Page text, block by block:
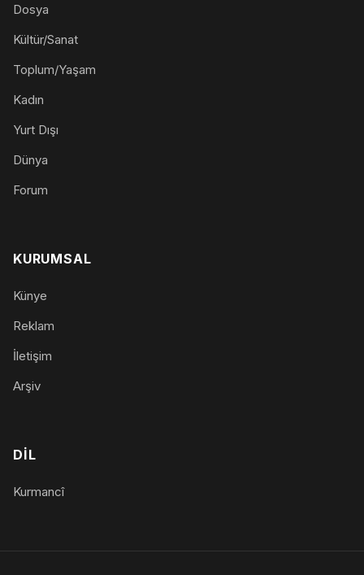
Dosya
Kültür/Sanat
Toplum/Yaşam
Kadın
Yurt Dışı
Dünya
Forum
KURUMSAL
Künye
Reklam
İletişim
Arşiv
DIL
Kurmancî